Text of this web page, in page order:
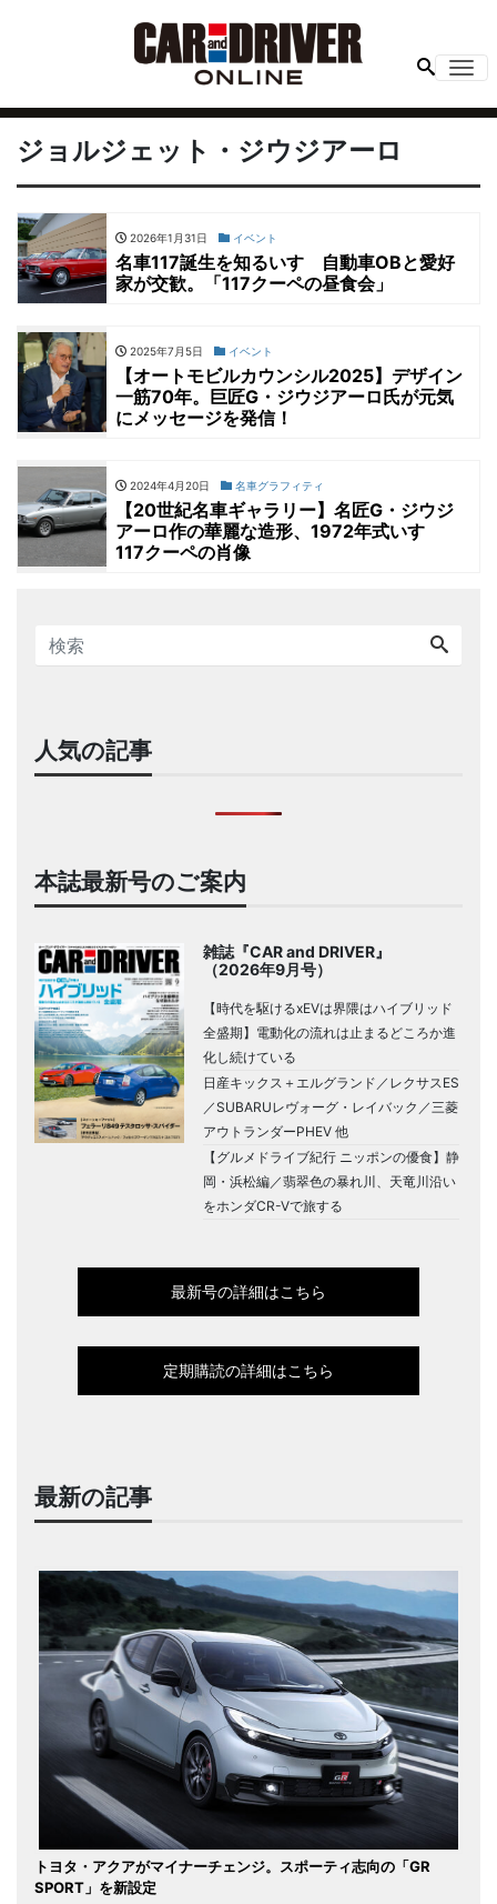
ジョルジェット・ジウジアーロ
2026年1月31日 イベント
名車117誕生を知るいすゞ自動車OBと愛好
家が交歓。「117クーペの昼食会」
2025年7月5日 イベント
【オートモビルカウンシル2025】デザイン
一筋70年。巨匠G・ジウジアーロ氏が元気
にメッセージを発信！
2024年4月20日 名車グラフィティ
【20世紀名車ギャラリー】名匠G・ジウジ
アーロ作の華麗な造形、1972年式いすゞ
117クーペの肖像
人気の記事
本誌最新号のご案内
雑誌『CAR and DRIVER』
（2026年9月号）
【時代を駆けるxEVは界隈はハイブリッド
全盛期】電動化の流れは止まるどころか進
化し続けている
日産キックス＋エルグランド／レクサスES
／SUBARUレヴォーグ・レイバック／三菱
アウトランダーPHEV 他
【グルメドライブ紀行 ニッポンの優食】静
岡・浜松編／翡翠色の暴れ川、天竜川沿い
をホンダCR-Vで旅する
最新号の詳細はこちら
定期購読の詳細はこちら
最新の記事
トヨタ・アクアがマイナーチェンジ。スポーティ志向の「GR
SPORT」を新設定